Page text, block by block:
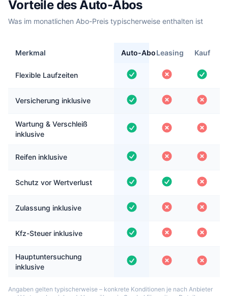
Vorteile des Auto-Abos
Was im monatlichen Abo-Preis typischerweise enthalten ist
Merkmal Auto-AboLeasing Kauf
Flexible Laufzeiten
Versicherung inklusive
Wartung & Verschleiß
inklusive
Reifen inklusive
Schutz vor Wertverlust
Zulassung inklusive
Kfz-Steuer inklusive
Hauptuntersuchung
inklusive
Angaben gelten typischerweise – konkrete Konditionen je nach Anbieter